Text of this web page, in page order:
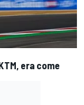
era come